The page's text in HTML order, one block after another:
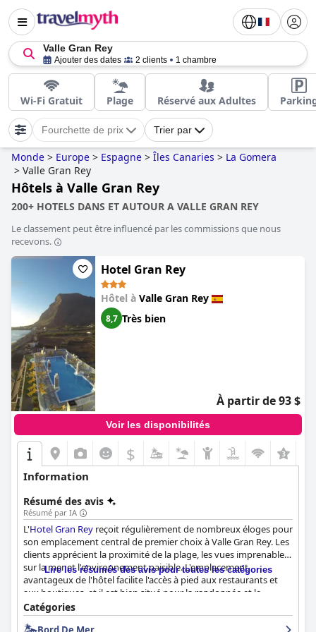
Valle Gran Rey
Ajouter des dates 2 clients 1 chambre
Wi-Fi Gratuit Plage Réservé aux Adultes
Fourchette de prix Trier par
Monde > Europe > Espagne > Îles Canaries > La Gomera
> Valle Gran Rey
Hôtels à Valle Gran Rey
200+ HOTELS DANS ET AUTOUR A VALLE GRAN REY
Le classement peut être influencé par les commissions que nous
recevons.
Hotel Gran Rey
Hôtel à Valle Gran Rey
8,7 Très bien
À partir de 93 $
Voir les disponibilités
$
Information
Résumé des avis
Résumé par IA
L'Hotel Gran Rey reçoit régulièrement de nombreux éloges pour
son emplacement central de premier choix à Valle Gran Rey. Les
clients apprécient la proximité de la plage, les vues imprenables
sur la mer et l'environnement paisible. L'emplacement
avantageux de l'hôtel facilite l'accès à pied aux restaurants et
aux boutiques, et il est bien situé pour la randonnée et le
tourisme dans les montagnes environnantes. La zone sans bruit
offre un refuge paisible, qui, combiné à un personnel amical et à
Lire les résumés des avis pour toutes les catégories
Catégories